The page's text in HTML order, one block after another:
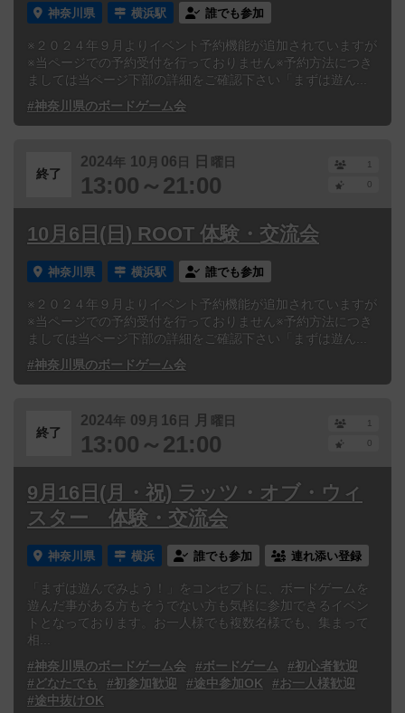
神奈川県 横浜駅 誰でも参加
※２０２４年９月よりイベント予約機能が追加されていますが
※当ページでの予約受付を行っておりません※予約方法につき
ましては当ページ下部の詳細をご確認下さい「まずは遊ん...
#神奈川県のボードゲーム会
終了
2024年 10 月 06 日 日 曜日
13:00～21:00
1
0
10月6日(日) ROOT 体験・交流会
神奈川県 横浜駅 誰でも参加
※２０２４年９月よりイベント予約機能が追加されていますが
※当ページでの予約受付を行っておりません※予約方法につき
ましては当ページ下部の詳細をご確認下さい「まずは遊ん...
#神奈川県のボードゲーム会
終了
2024年 09 月 16 日 月 曜日
13:00～21:00
1
0
9月16日(月・祝) ラッツ・オブ・ウィ
スター 体験・交流会
神奈川県 横浜 誰でも参加 連れ添い登録
「まずは遊んでみよう！」をコンセプトに、ボードゲームを
遊んだ事がある方もそうでない方も気軽に参加できるイベン
トとなっております。お一人様でも複数名様でも、集まって
相...
#神奈川県のボードゲーム会
#ボードゲーム
#初心者歓迎
#どなたでも
#初参加歓迎 #途中参加OK
#お一人様歓迎
#途中抜けOK